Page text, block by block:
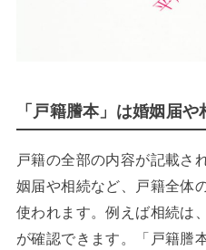
「戸籍謄本」は婚姻届や
戸籍の全部の内容が記載さ
姻届や相続など、戸籍全体
使われます。例えば相続は
が確認できます。「戸籍謄